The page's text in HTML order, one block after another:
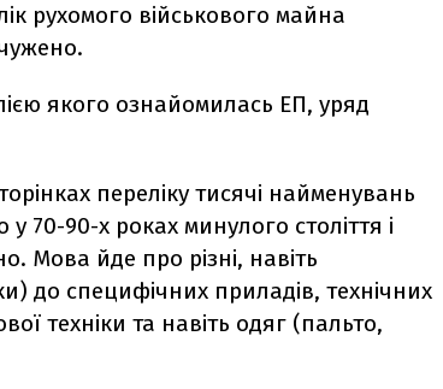
рухомого військового майна
якого ознайомилась ЕП, уряд
переліку тисячі найменувань
70-90-х роках минулого століття і
Мова йде про різні, навіть
до специфічних приладів, технічних
техніки та навіть одяг (пальто,